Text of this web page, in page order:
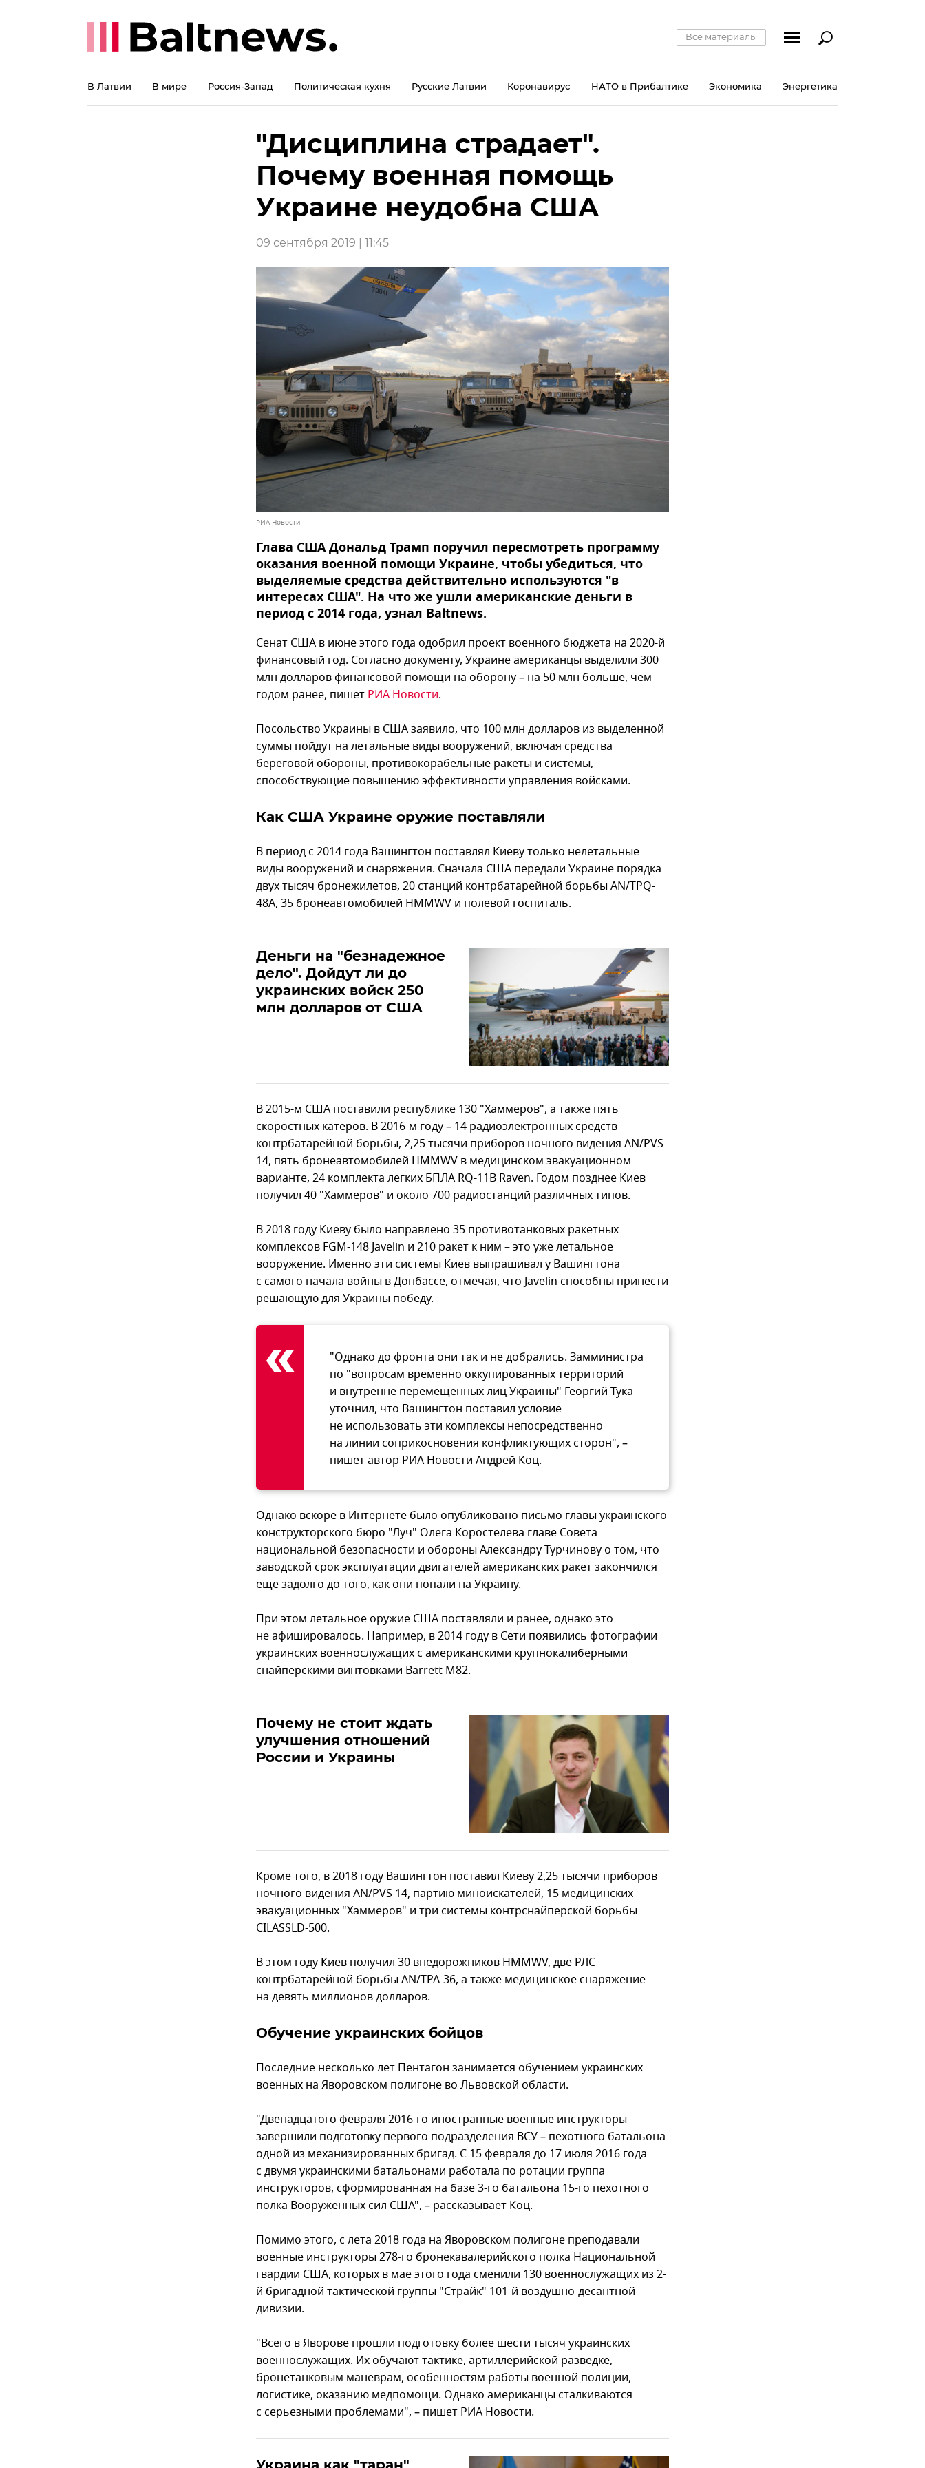
Все материалы
В Латвии В мире Россия-Запад Политическая кухня Русские Латвии Коронавирус НАТО в Прибалтике Экономика Энергетика
"Дисциплина страдает".
Почему военная помощь
Украине неудобна США
09 сентября 2019 | 11:45
РИА Новости
Глава США Дональд Трамп поручил пересмотреть программу
оказания военной помощи Украине, чтобы убедиться, что
выделяемые средства действительно используются "в
интересах США". На что же ушли американские деньги в
период с 2014 года, узнал Baltnews.
Сенат США в июне этого года одобрил проект военного бюджета на 2020-й
финансовый год. Согласно документу, Украине американцы выделили 300
млн долларов финансовой помощи на оборону – на 50 млн больше, чем
годом ранее, пишет РИА Новости.
Посольство Украины в США заявило, что 100 млн долларов из выделенной
суммы пойдут на летальные виды вооружений, включая средства
береговой обороны, противокорабельные ракеты и системы,
способствующие повышению эффективности управления войсками.
Как США Украине оружие поставляли
В период с 2014 года Вашингтон поставлял Киеву только нелетальные
виды вооружений и снаряжения. Сначала США передали Украине порядка
двух тысяч бронежилетов, 20 станций контрбатарейной борьбы AN/TPQ-
48A, 35 бронеавтомобилей HMMWV и полевой госпиталь.
Деньги на "безнадежное
дело". Дойдут ли до
украинских войск 250
млн долларов от США
В 2015-м США поставили республике 130 "Хаммеров", а также пять
скоростных катеров. В 2016-м году – 14 радиоэлектронных средств
контрбатарейной борьбы, 2,25 тысячи приборов ночного видения AN/PVS
14, пять бронеавтомобилей HMMWV в медицинском эвакуационном
варианте, 24 комплекта легких БПЛА RQ-11B Raven. Годом позднее Киев
получил 40 "Хаммеров" и около 700 радиостанций различных типов.
В 2018 году Киеву было направлено 35 противотанковых ракетных
комплексов FGM-148 Javelin и 210 ракет к ним – это уже летальное
вооружение. Именно эти системы Киев выпрашивал у Вашингтона
с самого начала войны в Донбассе, отмечая, что Javelin способны принести
решающую для Украины победу.
"Однако до фронта они так и не добрались. Замминистра
по "вопросам временно оккупированных территорий
и внутренне перемещенных лиц Украины" Георгий Тука
уточнил, что Вашингтон поставил условие
не использовать эти комплексы непосредственно
на линии соприкосновения конфликтующих сторон", –
пишет автор РИА Новости Андрей Коц.
Однако вскоре в Интернете было опубликовано письмо главы украинского
конструкторского бюро "Луч" Олега Коростелева главе Совета
национальной безопасности и обороны Александру Турчинову о том, что
заводской срок эксплуатации двигателей американских ракет закончился
еще задолго до того, как они попали на Украину.
При этом летальное оружие США поставляли и ранее, однако это
не афишировалось. Например, в 2014 году в Сети появились фотографии
украинских военнослужащих с американскими крупнокалиберными
снайперскими винтовками Barrett M82.
Почему не стоит ждать
улучшения отношений
России и Украины
Кроме того, в 2018 году Вашингтон поставил Киеву 2,25 тысячи приборов
ночного видения AN/PVS 14, партию миноискателей, 15 медицинских
эвакуационных "Хаммеров" и три системы контрснайперской борьбы
CILASSLD-500.
В этом году Киев получил 30 внедорожников HMMWV, две РЛС
контрбатарейной борьбы AN/TPA-36, а также медицинское снаряжение
на девять миллионов долларов.
Обучение украинских бойцов
Последние несколько лет Пентагон занимается обучением украинских
военных на Яворовском полигоне во Львовской области.
"Двенадцатого февраля 2016-го иностранные военные инструкторы
завершили подготовку первого подразделения ВСУ – пехотного батальона
одной из механизированных бригад. С 15 февраля до 17 июля 2016 года
с двумя украинскими батальонами работала по ротации группа
инструкторов, сформированная на базе 3-го батальона 15-го пехотного
полка Вооруженных сил США", – рассказывает Коц.
Помимо этого, с лета 2018 года на Яворовском полигоне преподавали
военные инструкторы 278-го бронекавалерийского полка Национальной
гвардии США, которых в мае этого года сменили 130 военнослужащих из 2-
й бригадной тактической группы "Страйк" 101-й воздушно-десантной
дивизии.
"Всего в Яворове прошли подготовку более шести тысяч украинских
военнослужащих. Их обучают тактике, артиллерийской разведке,
бронетанковым маневрам, особенностям работы военной полиции,
логистике, оказанию медпомощи. Однако американцы сталкиваются
с серьезными проблемами", – пишет РИА Новости.
Украина как "таран"